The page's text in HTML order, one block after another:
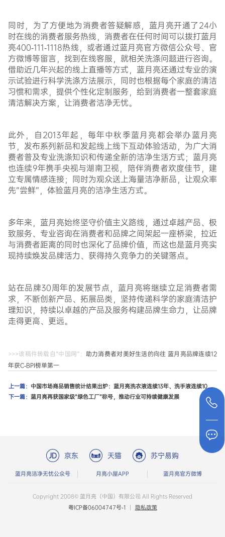
同时，为了方便地为消费者答疑解惑，蓝月亮开通了24小
时在线的消费者服务热线，消费者在任何时间可以拨打蓝月
亮400-111-1118热线，或者通过蓝月亮官方微信公众号、官
方微博等留言，找到在线客服，就相关洗涤问题进行咨询。
借助近几年兴起的线上直播等方式，蓝月亮还通过专业的演
示试验进行科学洗涤方法展示，同时也根据每个家庭的清洁
习惯和需求，提供个性化定制服务，给到消费者一整套家庭
清洁解决方案，让消费者洁净无忧。
此外，自2013年起，每年中秋季蓝月亮都会举办蓝月亮
节，发布系列新品和发起线上线下互动体验活动，为广大消
费者普及专业洗涤知识和传递全新的洁净生活方式；蓝月亮
也连续9年携手央视与湖南卫视，陪伴消费者欢度佳节，建
立专属情感连接；同时为观众送上海量洁净新品，让观众率
先“尝鲜”，体验蓝月亮的洁净生活方式。
多年来，蓝月亮始终坚守价值主义路线，通过卓越产品、极
致服务、专业咨询在消费者和品牌之间架起一座桥梁，拉近
与消费者距离的同时也深化了品牌价值，而这也是蓝月亮实
现持续焕发品牌活力、获得持久竞争力的关键落点。
站在品牌30周年的发展节点，蓝月亮将继续立足消费者需
求，不断创新产品、拓展品类，坚持传递科学的家庭清洁护
理知识，持续以卓越的产品及服务构建品牌生命力，让品牌
走得更高、更远。
>>>该稿件转载自“中国网”： 助力消费者对美好生活的向往 蓝月亮品牌连续12
年获C-BPI榜单第一
上一篇：
中国市场商品销售统计结果出炉：蓝月亮洗衣液连续13年、洗手液连续10年稳居第一
下一篇： 蓝月亮再获国家级“绿色工厂”称号，推动行业可持续健康发展
京东 天猫 苏宁易购
蓝月亮洁净无忧公众号 月亮小屋APP 蓝月亮官方微博
Copyright 2008© 蓝月亮（中国）有限公司 All Rights Reserved
粤ICP备06004747号-1
隐私政策